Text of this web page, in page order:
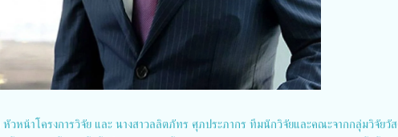
วหน้าโครงการวิจัย และ นางสาวลลิตภัทร ศุภประภากร ทีมนักวิจัยและคณะจากกลุ่มวิจัยวั